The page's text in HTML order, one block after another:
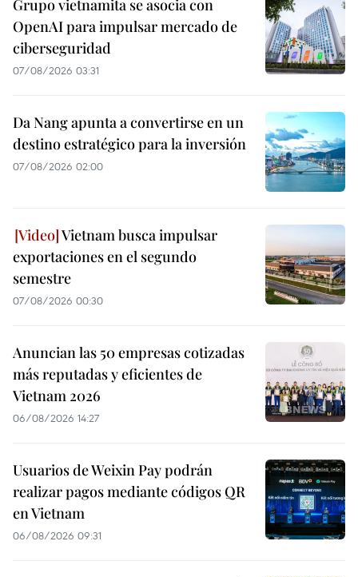
Grupo vietnamita se asocia con
OpenAI para impulsar mercado de
ciberseguridad
07/08/2026 03:31
Da Nang apunta a convertirse en un
destino estratégico para la inversión
07/08/2026 02:00
Vietnam busca impulsar
exportaciones en el segundo
semestre
07/08/2026 00:30
Anuncian las 50 empresas cotizadas
más reputadas y eficientes de
Vietnam 2026
06/08/2026 14:27
Usuarios de Weixin Pay podrán
realizar pagos mediante códigos QR
en Vietnam
06/08/2026 09:31